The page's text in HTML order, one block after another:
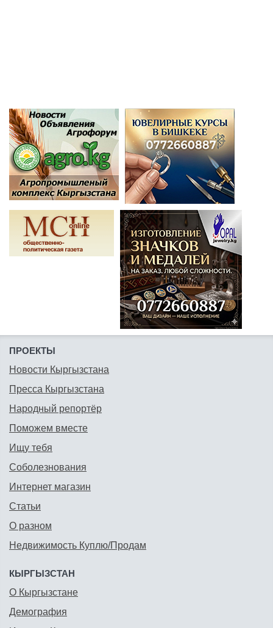
ПРОЕКТЫ
Новости Кыргызстана
Пресса Кыргызстана
Народный репортёр
Поможем вместе
Ищу тебя
Соболезнования
Интернет магазин
Статьи
О разном
Недвижимость Куплю/Продам
КЫРГЫЗСТАН
О Кыргызстане
Демография